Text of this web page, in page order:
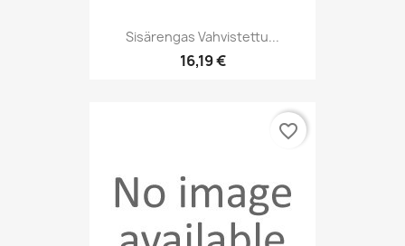
Sisärengas Vahvistettu...
16,19 €
favorite_border